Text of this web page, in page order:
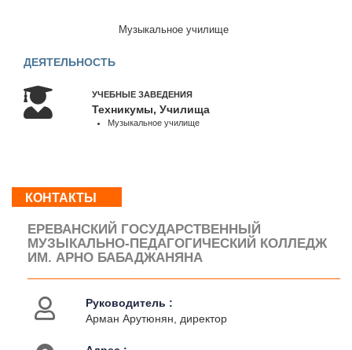
Сб,
Вс
Выходной
нас
Контакты
Деятельность
Музыкальное училище
ДЕЯТЕЛЬНОСТЬ
УЧЕБНЫЕ ЗАВЕДЕНИЯ
Техникумы, Училища
Музыкальное училище
КОНТАКТЫ
ЕРЕВАНСКИЙ ГОСУДАРСТВЕННЫЙ
МУЗЫКАЛЬНО-ПЕДАГОГИЧЕСКИЙ КОЛЛЕДЖ
ИМ. АРНО БАБАДЖАНЯНА
Руководитель :
Арман Арутюнян, директор